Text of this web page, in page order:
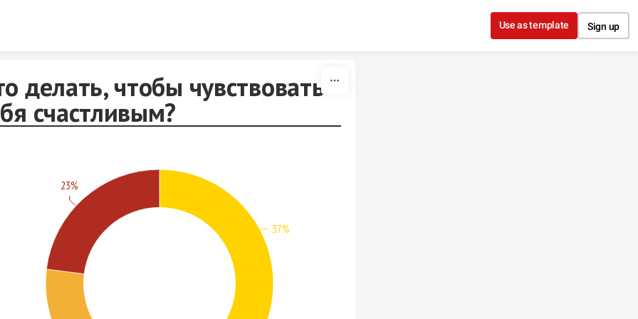
Use as template Sign up
делать, чтобы чувствовать
счастливым?
37%
23%